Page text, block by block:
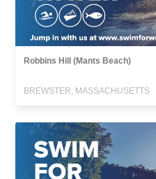
Robbins Hill (Mants Beach)
BREWSTER, MASSACHUSETTS